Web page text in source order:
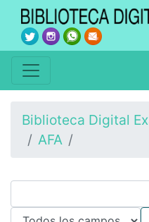
Biblioteca Digital
AFA